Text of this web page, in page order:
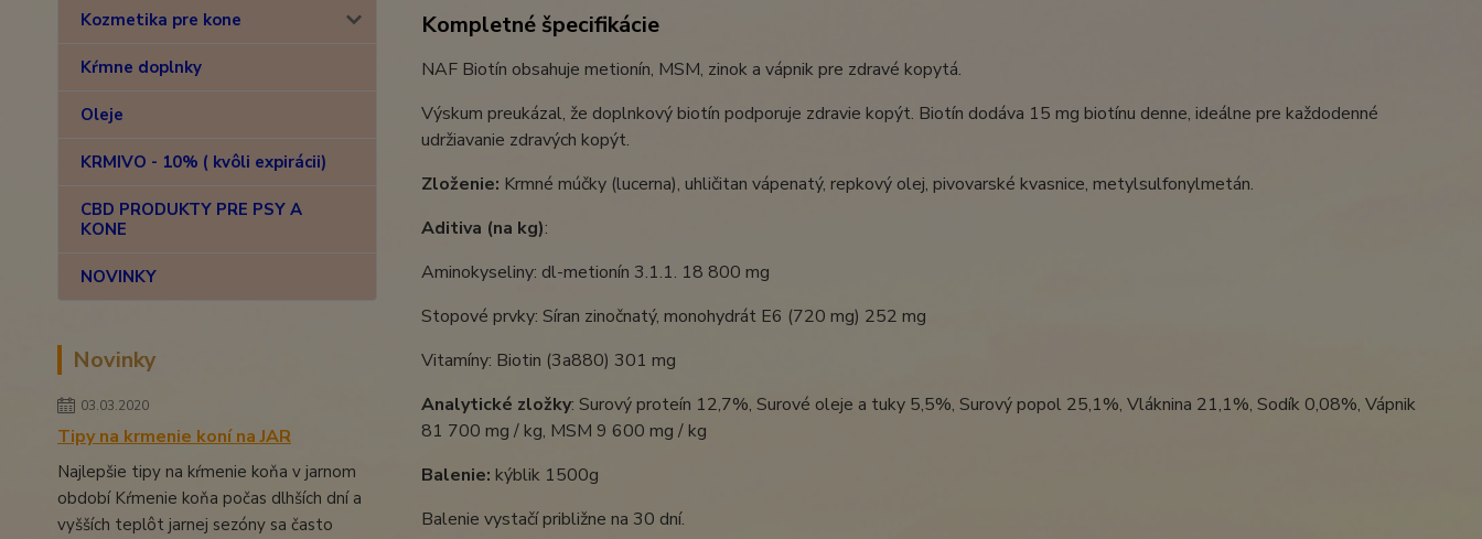
Kozmetika pre kone
Kŕmne doplnky
Oleje
KRMIVO - 10% ( kvôli expirácii)
CBD PRODUKTY PRE PSY A
KONE
NOVINKY
Novinky
03.03.2020
Tipy na krmenie koní na JAR
Najlepšie tipy na kŕmenie koňa v jarnom
období Kŕmenie koňa počas dlhších dní a
vyšších teplôt jarnej sezóny sa často
Kompletné špecifikácie
NAF Biotín obsahuje metionín, MSM, zinok a vápnik pre zdravé kopytá.
Výskum preukázal, že doplnkový biotín podporuje zdravie kopýt. Biotín dodáva 15 mg biotínu denne, ideálne pre každodenné
udržiavanie zdravých kopýt.
Zloženie: Krmné múčky (lucerna), uhličitan vápenatý, repkový olej, pivovarské kvasnice, metylsulfonylmetán.
Aditiva (na kg):
Aminokyseliny: dl-metionín 3.1.1. 18 800 mg
Stopové prvky: Síran zinočnatý, monohydrát E6 (720 mg) 252 mg
Vitamíny: Biotin (3a880) 301 mg
Analytické zložky: Surový proteín 12,7%, Surové oleje a tuky 5,5%, Surový popol 25,1%, Vláknina 21,1%, Sodík 0,08%, Vápnik
81 700 mg / kg, MSM 9 600 mg / kg
Balenie: kýblik 1500g
Balenie vystačí približne na 30 dní.